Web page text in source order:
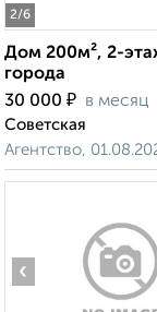
2/6
Дом 200м², 2-
города
30 000 ₽ в месяц
Советская
Агентство,
‹